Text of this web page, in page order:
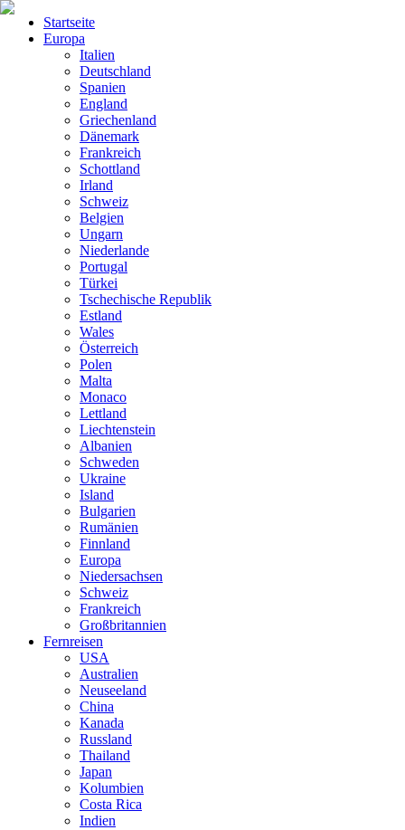
Startseite
Europa
Italien
Deutschland
Spanien
England
Griechenland
Dänemark
Frankreich
Schottland
Irland
Schweiz
Belgien
Ungarn
Niederlande
Portugal
Türkei
Tschechische Republik
Estland
Wales
Österreich
Polen
Malta
Monaco
Lettland
Liechtenstein
Albanien
Schweden
Ukraine
Island
Bulgarien
Rumänien
Finnland
Europa
Niedersachsen
Schweiz
Frankreich
Großbritannien
Fernreisen
USA
Australien
Neuseeland
China
Kanada
Russland
Thailand
Japan
Kolumbien
Costa Rica
Indien